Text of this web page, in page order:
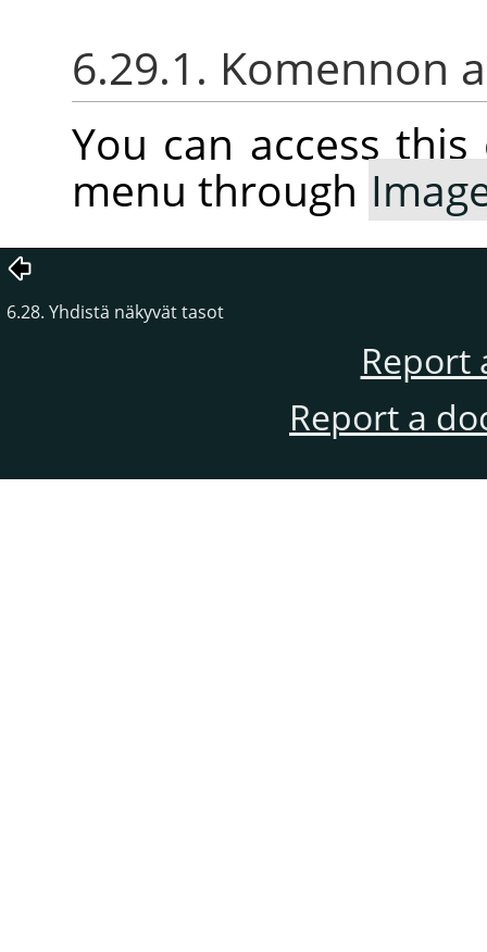
6.29.1. Komennon
You can access
menu through
6.28. Yhdistä näkyvät tasot
Report
Report a